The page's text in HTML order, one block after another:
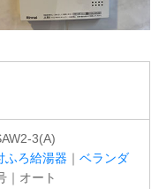
3(A)
ふろ給湯器 ｜ ベランダ
｜オート